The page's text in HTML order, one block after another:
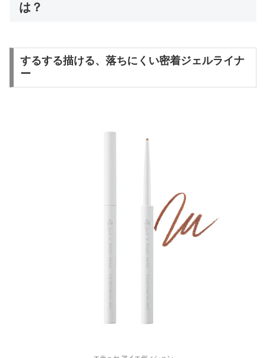
は？
するする描ける、落ちにくい密着ジェルライナ
ー